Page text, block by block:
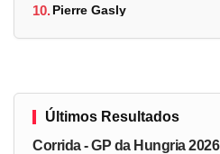
10.Pierre Gasly
Últimos Resultados
Corrida - GP da Hungria 2026